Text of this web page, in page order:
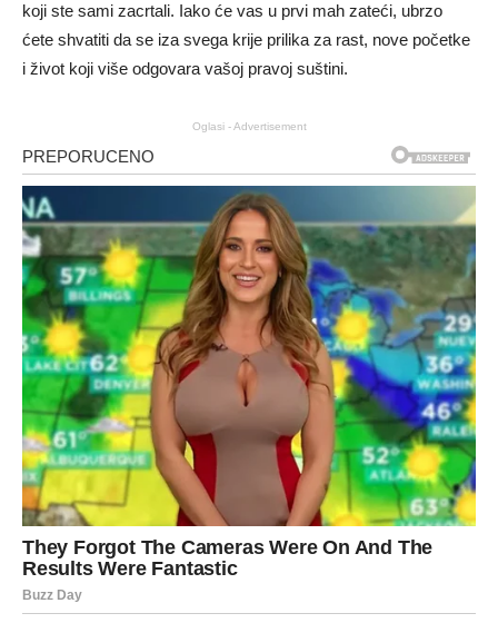
koji ste sami zacrtali. Iako će vas u prvi mah zateći, ubrzo
ćete shvatiti da se iza svega krije prilika za rast, nove početke
i život koji više odgovara vašoj pravoj suštini.
Oglasi - Advertisement